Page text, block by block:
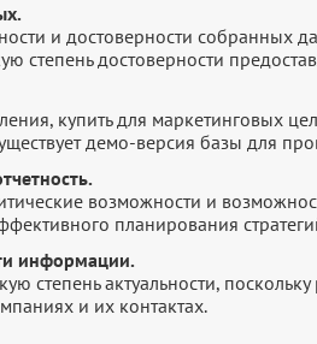
и достоверности собранных
степень достоверности
купить для маркетинговых
демо-версия базы для
возможности и
планирования
информации.
степень актуальности,
и их контактах.